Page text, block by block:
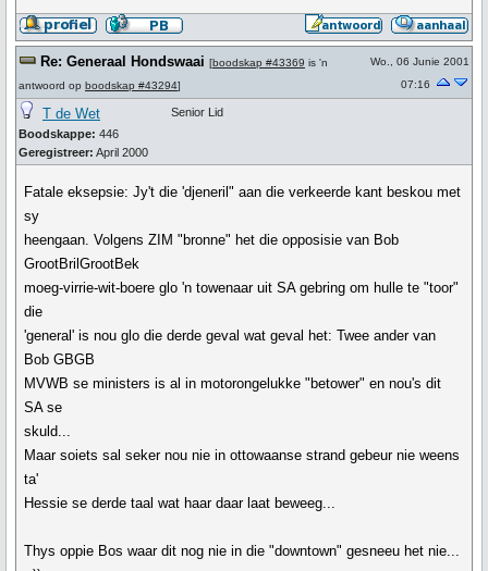
Re: Generaal Hondswaai [boodskap #43369 is 'n
antwoord op boodskap #43294]
Wo., 06 Junie 2001
07:16
T de Wet
Boodskappe: 446
Geregistreer: April 2000
Senior Lid
Fatale eksepsie: Jy't die 'djeneril" aan die verkeerde kant beskou met
sy
heengaan. Volgens ZIM "bronne" het die opposisie van Bob
GrootBrilGrootBek
moeg-virrie-wit-boere glo 'n towenaar uit SA gebring om hulle te "toor"
die
'general' is nou glo die derde geval wat geval het: Twee ander van
Bob GBGB
MVWB se ministers is al in motorongelukke "betower" en nou's dit
SA se
skuld...
Maar soiets sal seker nou nie in ottowaanse strand gebeur nie weens
ta'
Hessie se derde taal wat haar daar laat beweeg...
Thys oppie Bos waar dit nog nie in die "downtown" gesneeu het nie...